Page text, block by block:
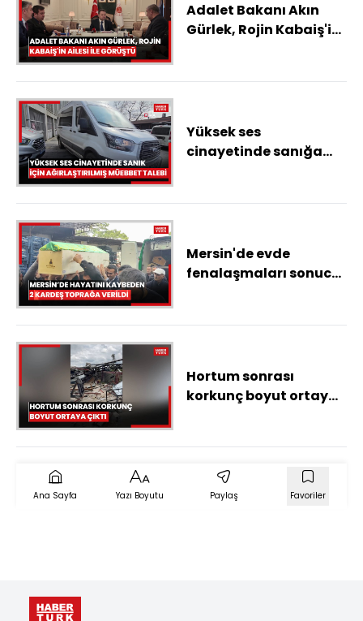
Adalet Bakanı Akın
Gürlek, Rojin Kabaiş'in
Yüksek ses
cinayetinde sanığa
ağırlaştırılmış
Mersin'de evde
fenalaşmaları sonucu
defnedildi
Hortum sonrası
korkunç boyut ortaya
Ana Sayfa Yazı Boyutu Paylaş Favoriler